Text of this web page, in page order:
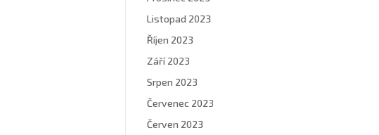
Listopad 2023
Říjen 2023
Září 2023
Srpen 2023
Červenec 2023
Červen 2023